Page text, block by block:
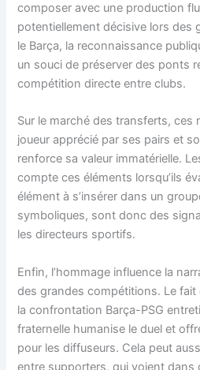
composer avec une production
potentiellement décisive lors des
le Barça, la reconnaissance
un souci de préserver des ponts
compétition directe entre clubs.
Sur le marché des transferts, ces
joueur apprécié par ses pairs et
renforce sa valeur immatérielle.
compte ces éléments lorsqu’ils
élément à s’insérer dans un
symboliques, sont donc des
les directeurs sportifs.
Enfin, l’hommage influence la
des grandes compétitions. Le fait
la confrontation Barça-PSG
fraternelle humanise le duel et
pour les diffuseurs. Cela peut
entre supporters, qui voient dans